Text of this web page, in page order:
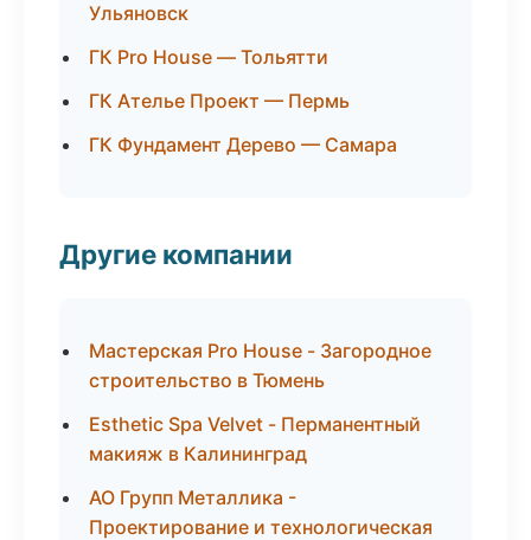
Ульяновск
ГК Pro House — Тольятти
ГК Ателье Проект — Пермь
ГК Фундамент Дерево — Самара
Другие компании
Мастерская Pro House - Загородное
строительство в Тюмень
Esthetic Spa Velvet - Перманентный
макияж в Калининград
АО Групп Металлика -
Проектирование и технологическая